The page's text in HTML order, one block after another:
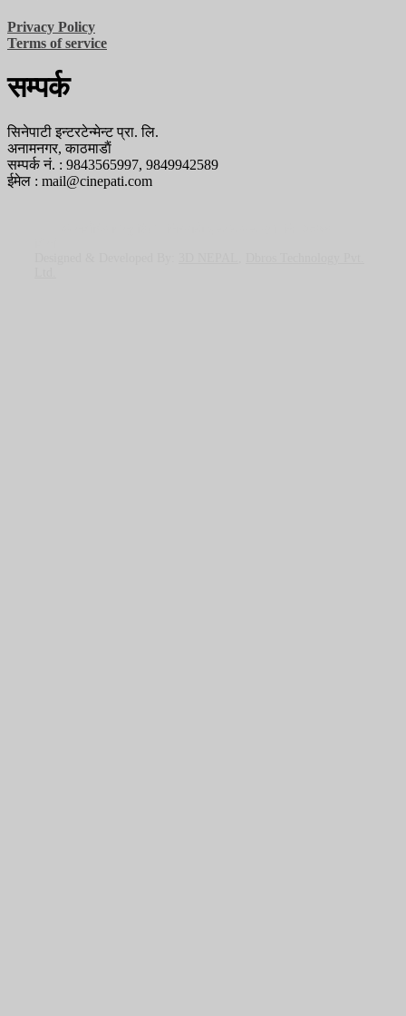
Privacy Policy
Terms of service
सम्पर्क
सिनेपाटी इन्टरटेन्मेन्ट प्रा. लि.
अनामनगर, काठमाडाैं
सम्पर्क नं. : 9843565997, 9849942589
ईमेल : mail@cinepati.com